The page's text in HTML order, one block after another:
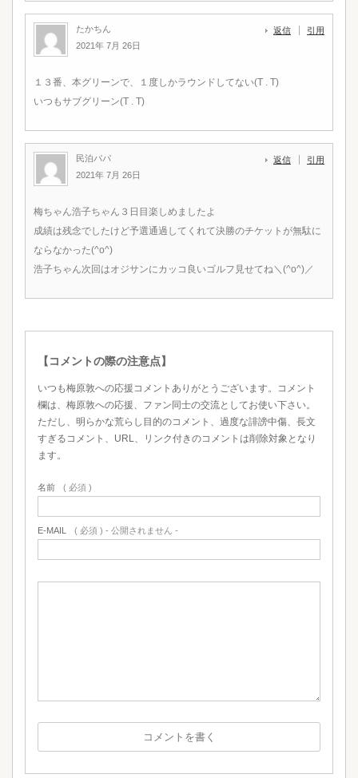
たかちん
2021年 7月 26日
返信 引用
１３番、本グリーンで、１度しかラウンドしてない(T . T)
いつもサブグリーン(T . T)
民泊パパ
2021年 7月 26日
返信 引用
梅ちゃん浩子ちゃん３日目楽しめましたよ
成績は残念でしたけど予選通過してくれて決勝のチケットが無駄に
ならなかった(^o^)
浩子ちゃん次回はオジサンにカッコ良いゴルフ見せてね＼(^o^)／
【コメントの際の注意点】
いつも梅原敦への応援コメントありがとうございます。コメント
欄は、梅原敦への応援、ファン同士の交流としてお使い下さい。
ただし、明らかな荒らし目的のコメント、過度な誹謗中傷、長文
すぎるコメント、URL、リンク付きのコメントは削除対象となり
ます。
名前 ( 必須 )
E-MAIL ( 必須 ) - 公開されません -